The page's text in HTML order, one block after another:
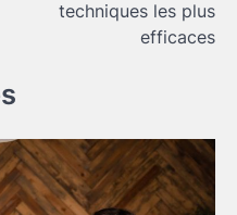
techniques les plus
efficaces